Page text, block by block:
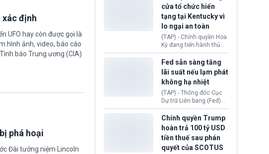
xác định
UFO hay còn được gọi là
hình ảnh, video, báo cáo
báo Trung ương (CIA)
phá hoại
Đài tưởng niệm Lincoln
Chủ tịch Gianni Infantino
tiếp tục đối mặt cáo
buộc dùng sức ép tài
chính để đổi lấy sự ủng
chính trị từ Liên đoàn
Bóng đá Jordan. Trước
áp lực dồn dập, FIFA phải
tổ chức cuộc họp khẩn ở
Morocco.
cửa tổ chức hiến
tạng tại Kentucky vì
lo ngại an toàn
(TAP) - Chính quyền Hoa
Kỳ đang tiến hành thủ
tục thu hồi chứng nhận
hoạt động của tổ chức
hiến tạng Network for
Hope (bang Kentucky).
Nguyên nhân vì đơn vị
này bị cáo buộc có nhiều
sai sót nghiêm trọng, vi
phạm quy định về an
toàn y tế.
Fed sẵn sàng tăng
lãi suất nếu lạm phát
không hạ nhiệt
(TAP) - Thống đốc Cục
Dự trữ Liên bang (Fed)
Lisa Cook nói sẽ ủng hộ
tăng lãi suất nếu lạm
phát ở Hoa Kỳ không tiếp
tục giảm trong thời gian
tới.
Chính quyền Trump
hoàn trả 100 tỷ USD
tiền thuế sau phán
quyết của SCOTUS